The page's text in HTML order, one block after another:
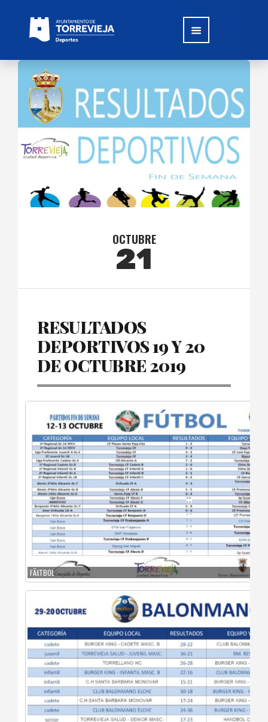
OCTUBRE
21
RESULTADOS
DEPORTIVOS 19 Y 20
DE OCTUBRE 2019
FÃšTBOL